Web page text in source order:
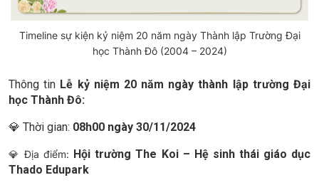
Timeline sự kiện kỷ niệm 20 năm ngày Thành lập Trường Đại
học Thành Đô (2004 – 2024)
Thông tin Lễ kỷ niệm 20 năm ngày thành lập trường Đại
học Thành Đô:
💎 Thời gian: 08h00 ngày 30/11/2024
💎 Địa điểm: Hội trường The Koi – Hệ sinh thái giáo dục
Thado Edupark